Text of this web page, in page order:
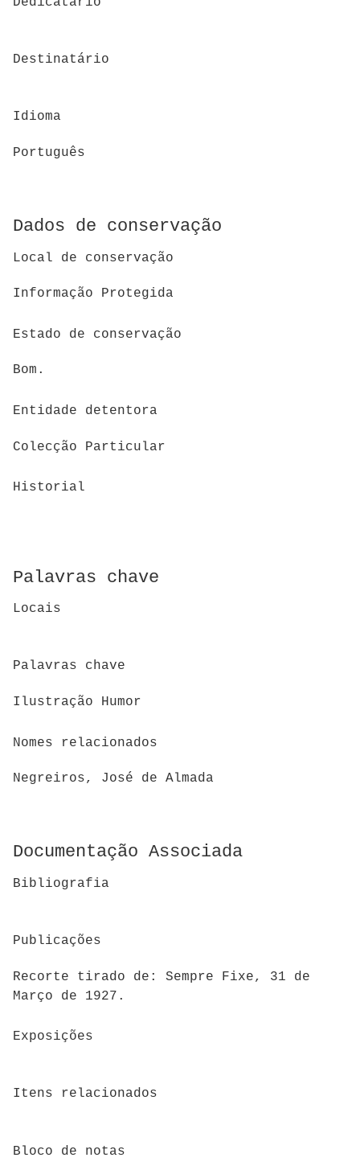
Destinatário
Idioma
Português
Dados de conservação
Local de conservação
Informação Protegida
Estado de conservação
Bom.
Entidade detentora
Colecção Particular
Historial
Palavras chave
Locais
Palavras chave
Ilustração Humor
Nomes relacionados
Negreiros, José de Almada
Documentação Associada
Bibliografia
Publicações
Recorte tirado de: Sempre Fixe, 31 de
Março de 1927.
Exposições
Itens relacionados
Bloco de notas